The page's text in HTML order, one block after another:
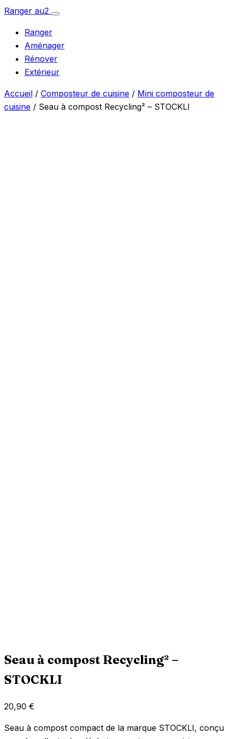
Aller
contenu
Ranger au2
Ouvrir
Ranger
Aménager
Rénover
Extérieur
Accueil / Composteur de cuisine / Mini composteur de
cuisine / Seau à compost Recycling² – STOCKLI
Seau à compost Recycling² –
STOCKLI
20,90 €
Seau à compost compact de la marque STOCKLI, conçu